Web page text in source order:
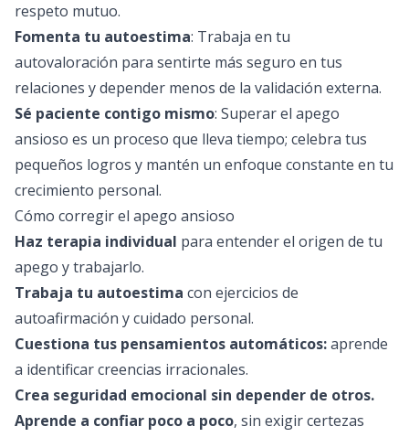
respeto mutuo.
Fomenta tu autoestima: Trabaja en tu
autovaloración para sentirte más seguro en tus
relaciones y depender menos de la validación externa.
Sé paciente contigo mismo: Superar el apego
ansioso es un proceso que lleva tiempo; celebra tus
pequeños logros y mantén un enfoque constante en tu
crecimiento personal.
Cómo corregir el apego ansioso
Haz terapia individual para entender el origen de tu
apego y trabajarlo.
Trabaja tu autoestima con ejercicios de
autoafirmación y cuidado personal.
Cuestiona tus pensamientos automáticos:aprende
a identificar creencias irracionales.
Crea seguridad emocional sin depender de otros.
Aprende a confiar poco a poco, sin exigir certezas